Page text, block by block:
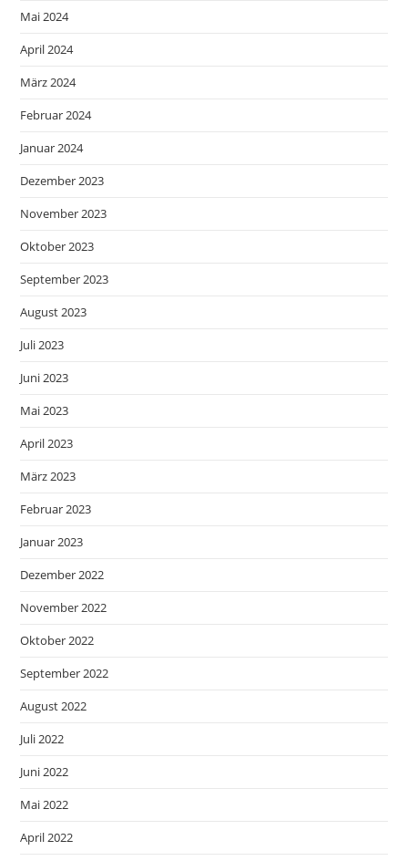
Mai 2024
April 2024
März 2024
Februar 2024
Januar 2024
Dezember 2023
November 2023
Oktober 2023
September 2023
August 2023
Juli 2023
Juni 2023
Mai 2023
April 2023
März 2023
Februar 2023
Januar 2023
Dezember 2022
November 2022
Oktober 2022
September 2022
August 2022
Juli 2022
Juni 2022
Mai 2022
April 2022